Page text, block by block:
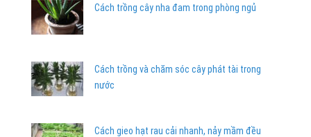
Cách trồng cây nha đam trong phòng ngủ
Cách trồng và chăm sóc cây phát tài trong
nước
Cách gieo hạt rau cải nhanh, nảy mầm đều